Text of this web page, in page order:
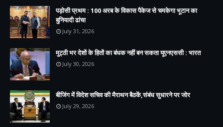
पड़ोसी प्रथम : 100 अरब के विकास पैकेज से चमकेगा भूटान का
बुनियादी ढांचा
July 31, 2026
मुट्ठी भर देशों के हितों का बंधक नहीं बन सकता यूएनएससी : भारत
July 30, 2026
बीजिंग में विदेश सचिव की मैराथन बैठकें,संबंध सुधारने पर जोर
July 29, 2026